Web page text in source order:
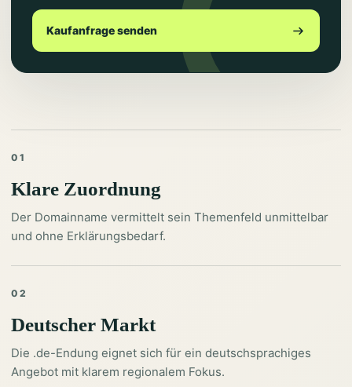
Kaufanfrage senden
01
Klare Zuordnung
Der Domainname vermittelt sein Themenfeld unmittelbar
und ohne Erklärungsbedarf.
02
Deutscher Markt
Die .de-Endung eignet sich für ein deutschsprachiges
Angebot mit klarem regionalem Fokus.